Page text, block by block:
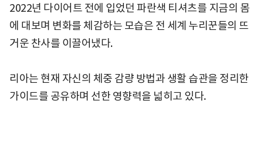
2022년 다이어트 전에 입었던 파란색 티셔츠를 지금의 몸
에 대보며 변화를 체감하는 모습은 전 세계 누리꾼들의 뜨
거운 찬사를 이끌어냈다.
리아는 현재 자신의 체중 감량 방법과 생활 습관을 정리한
가이드를 공유하며 선한 영향력을 넓히고 있다.